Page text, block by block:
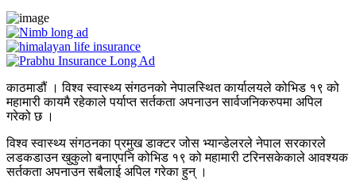
काठमाडौं । विश्व स्वास्थ्य संगठनको नेपालस्थित कार्यालयले कोभिड १९ को
महामारी कायमै रहेकाले पर्याप्त सर्तकता अपनाउन सार्वजनिकरुपमा अपिल
गरेको छ ।
विश्व स्वास्थ्य संगठनका प्रमुख डाक्टर जोस भ्यान्डेलरले नेपाल सरकारले
लडकडाउन खुकुलो बनाएपनि कोभिड १९ को महामारी टरिनसकेकाले आवश्यक
सर्तकता अपनाउन सबैलाई अपिल गरेका हुन् ।